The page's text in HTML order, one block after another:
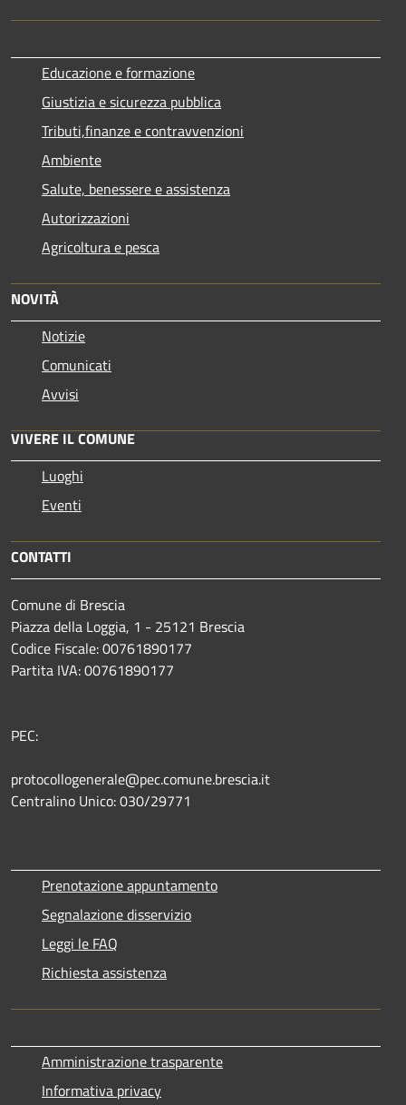
Educazione e formazione
Giustizia e sicurezza pubblica
Tributi,finanze e contravvenzioni
Ambiente
Salute, benessere e assistenza
Autorizzazioni
Agricoltura e pesca
NOVITÀ
Notizie
Comunicati
Avvisi
VIVERE IL COMUNE
Luoghi
Eventi
CONTATTI
Comune di Brescia
Piazza della Loggia, 1 - 25121 Brescia
Codice Fiscale: 00761890177
Partita IVA: 00761890177
PEC:
protocollogenerale@pec.comune.brescia.it
Centralino Unico: 030/29771
Prenotazione appuntamento
Segnalazione disservizio
Leggi le FAQ
Richiesta assistenza
Amministrazione trasparente
Informativa privacy